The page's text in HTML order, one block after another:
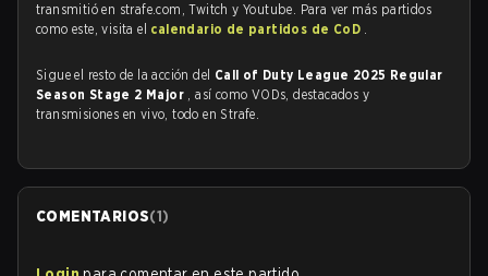
transmitió en strafe.com, Twitch y Youtube. Para ver más partidos
como este, visita el calendario de partidos de CoD .
Sigue el resto de la acción del Call of Duty League 2025 Regular
Season Stage 2 Major , así como VODs, destacados y
transmisiones en vivo, todo en Strafe.
COMENTARIOS(1)